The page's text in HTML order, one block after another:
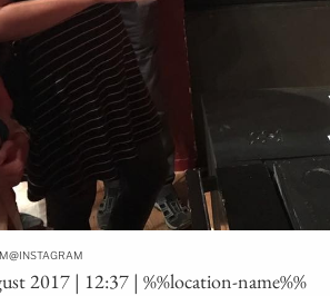
@INSTAGRAM
2017 | 12:37 | %%loca­ti­on-name%%